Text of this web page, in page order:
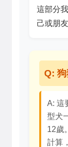
這部分
己或朋
Q:
A: 這
型犬
12歲
計算